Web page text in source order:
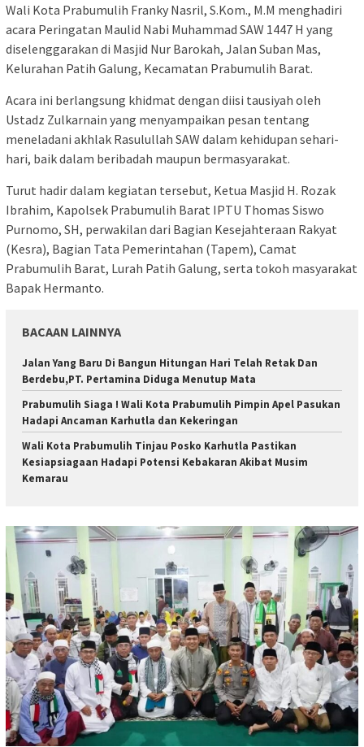
Wali Kota Prabumulih Franky Nasril, S.Kom., M.M menghadiri
acara Peringatan Maulid Nabi Muhammad SAW 1447 H yang
diselenggarakan di Masjid Nur Barokah, Jalan Suban Mas,
Kelurahan Patih Galung, Kecamatan Prabumulih Barat.
Acara ini berlangsung khidmat dengan diisi tausiyah oleh
Ustadz Zulkarnain yang menyampaikan pesan tentang
meneladani akhlak Rasulullah SAW dalam kehidupan sehari-
hari, baik dalam beribadah maupun bermasyarakat.
Turut hadir dalam kegiatan tersebut, Ketua Masjid H. Rozak
Ibrahim, Kapolsek Prabumulih Barat IPTU Thomas Siswo
Purnomo, SH, perwakilan dari Bagian Kesejahteraan Rakyat
(Kesra), Bagian Tata Pemerintahan (Tapem), Camat
Prabumulih Barat, Lurah Patih Galung, serta tokoh masyarakat
Bapak Hermanto.
BACAAN LAINNYA
Jalan Yang Baru Di Bangun Hitungan Hari Telah Retak Dan
Berdebu,PT. Pertamina Diduga Menutup Mata
Prabumulih Siaga ! Wali Kota Prabumulih Pimpin Apel Pasukan
Hadapi Ancaman Karhutla dan Kekeringan
Wali Kota Prabumulih Tinjau Posko Karhutla Pastikan
Kesiapsiagaan Hadapi Potensi Kebakaran Akibat Musim
Kemarau